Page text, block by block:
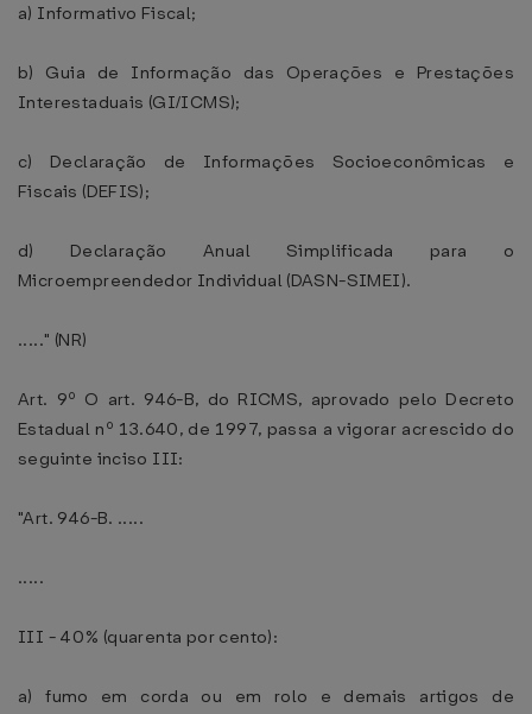
a) Informativo Fiscal;
b) Guia de Informação das Operações e Prestações
Interestaduais (GI/ICMS);
c) Declaração de Informações Socioeconômicas e
Fiscais (DEFIS);
d) Declaração Anual Simplificada para o
Microempreendedor Individual (DASN-SIMEI).
....." (NR)
Art. 9º O art. 946-B, do RICMS, aprovado pelo Decreto
Estadual nº 13.640, de 1997, passa a vigorar acrescido do
seguinte inciso III:
"Art. 946-B. .....
.....
III - 40% (quarenta por cento):
a) fumo em corda ou em rolo e demais artigos de